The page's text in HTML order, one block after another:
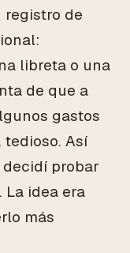
registro de
libreta o una
de que a
gastos
Así
probar
La idea era
más